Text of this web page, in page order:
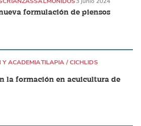
formulación de piensos
la formación en acuicultura de
Y ACADEMIATILAPIA / CICHLIDS